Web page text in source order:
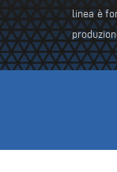
linea è